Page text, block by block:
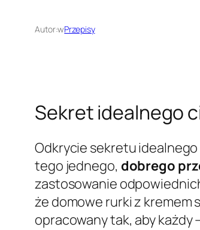
Autor:wPrzepisy
Sekret idealnego
Odkrycie sekretu
tego jednego, dobrego
zastosowanie
że domowe rurki z kremem
opracowany tak, aby każdy